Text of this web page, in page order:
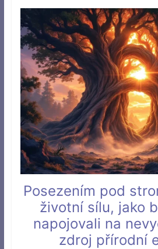
Posezením pod
životní sílu, jako
napojovali na
zdroj přírodní